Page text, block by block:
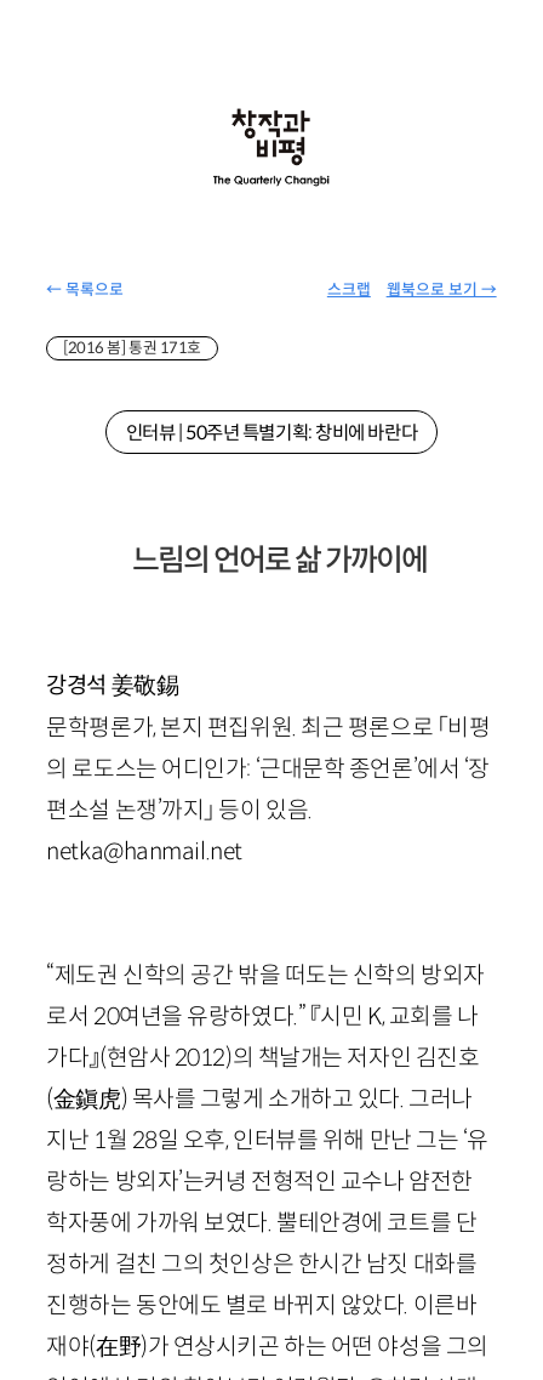
← 목록으로 웹북으로 보기 →
스크랩
[2016 봄] 통권 171호
인터뷰 | 50주년 특별기획: 창비에 바란다
느림의 언어로 삶 가까이에
강경석 姜敬錫
문학평론가, 본지 편집위원. 최근 평론으로 「비평
의 로도스는 어디인가: ‘근대문학 종언론’에서 ‘장
편소설 논쟁’까지」 등이 있음.
netka@hanmail.net
“제도권 신학의 공간 밖을 떠도는 신학의 방외자
로서 20여년을 유랑하였다.” 『시민 K, 교회를 나
가다』(현암사 2012)의 책날개는 저자인 김진호
(金鎭虎) 목사를 그렇게 소개하고 있다. 그러나
지난 1월 28일 오후, 인터뷰를 위해 만난 그는 ‘유
랑하는 방외자’는커녕 전형적인 교수나 얌전한
학자풍에 가까워 보였다. 뿔테안경에 코트를 단
정하게 걸친 그의 첫인상은 한시간 남짓 대화를
진행하는 동안에도 별로 바뀌지 않았다. 이른바
재야(在野)가 연상시키곤 하는 어떤 야성을 그의